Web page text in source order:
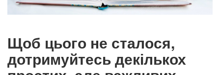
Щоб цього не сталося,
дотримуйтесь декількох